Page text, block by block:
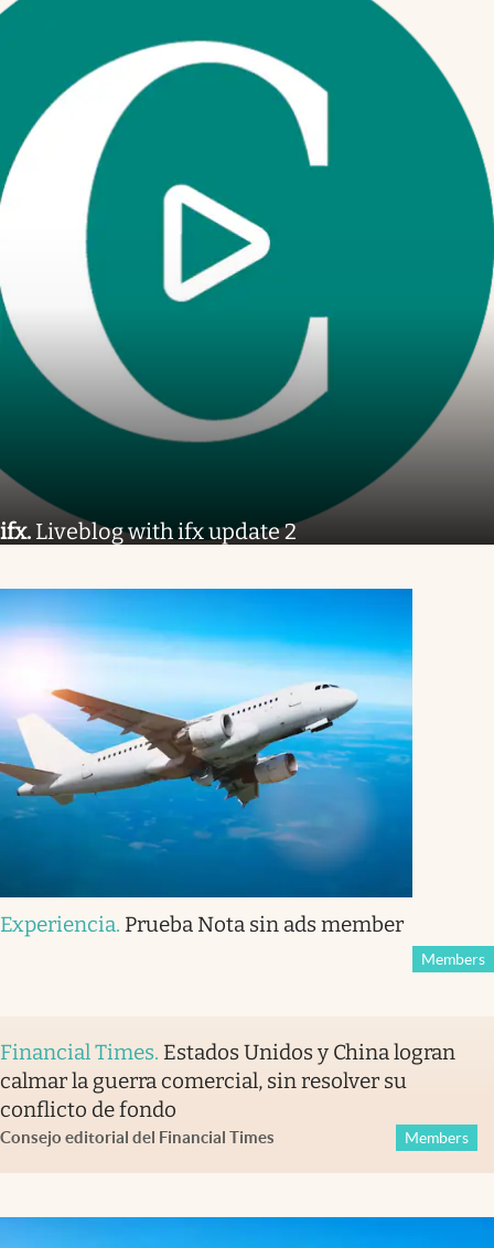
ifx. Liveblog with ifx update 2
Experiencia. Prueba Nota sin ads member
Members
Financial Times. Estados Unidos y China logran
calmar la guerra comercial, sin resolver su
conflicto de fondo
Consejo editorial del Financial Times Members